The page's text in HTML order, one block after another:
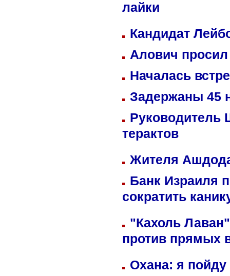
лайки
Кандидат
Алович просил
Началась
Задержаны 45
Руководитель
терактов
Жителя
Банк Израиля
сократить
"Кахоль
против прямых
Охана: я пойду